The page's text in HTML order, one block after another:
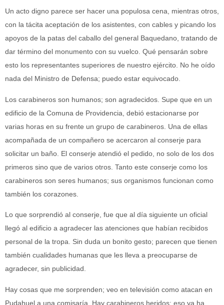
Un acto digno parece ser hacer una populosa cena, mientras otros,
con la tácita aceptación de los asistentes, con cables y picando los
apoyos de la patas del caballo del general Baquedano, tratando de
dar término del monumento con su vuelco. Qué pensarán sobre
esto los representantes superiores de nuestro ejército. No he oído
nada del Ministro de Defensa; puedo estar equivocado.
Los carabineros son humanos; son agradecidos. Supe que en un
edificio de la Comuna de Providencia, debió estacionarse por
varias horas en su frente un grupo de carabineros. Una de ellas
acompañada de un compañero se acercaron al conserje para
solicitar un baño. El conserje atendió el pedido, no solo de los dos
primeros sino que de varios otros. Tanto este conserje como los
carabineros son seres humanos; sus organismos funcionan como
también los corazones.
Lo que sorprendió al conserje, fue que al día siguiente un oficial
llegó al edificio a agradecer las atenciones que habían recibidos
personal de la tropa. Sin duda un bonito gesto; parecen que tienen
también cualidades humanas que les lleva a preocuparse de
agradecer, sin publicidad.
Hay cosas que me sorprenden; veo en televisión como atacan en
Pudahuel a una comisaría. Hay carabineros heridos; eso ya ha